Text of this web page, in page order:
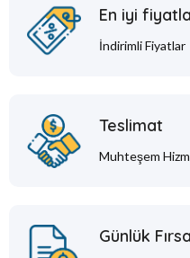
En iyi
İndirimli Fiyatlar
Teslimat
Muhteşem
Günlük